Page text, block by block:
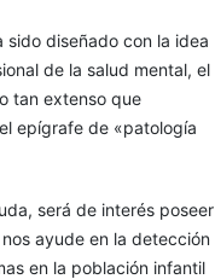
sido diseñado con la idea
de la salud mental, el
tan extenso que
epígrafe de «patología
será de interés poseer
ayude en la detección
en la población infantil